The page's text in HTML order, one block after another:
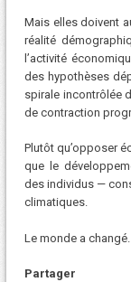
Mais elles doivent
réalité
l’activité
des hypothèses
spirale incontrôlée
de contraction
Plutôt qu’opposer
que le
des individus —
climatiques.
Le monde a
Partager